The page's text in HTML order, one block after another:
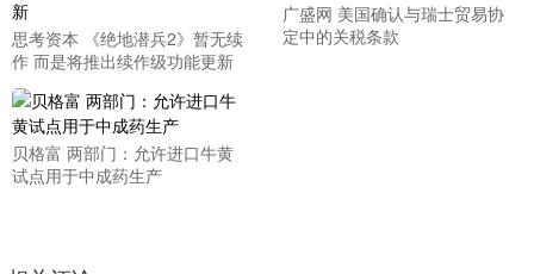
思考资本 《绝地潜兵2》暂无续
作 而是将推出续作级功能更新
广盛网 美国确认与瑞士贸易协
定中的关税条款
贝格富 两部门：允许进口牛黄
试点用于中成药生产